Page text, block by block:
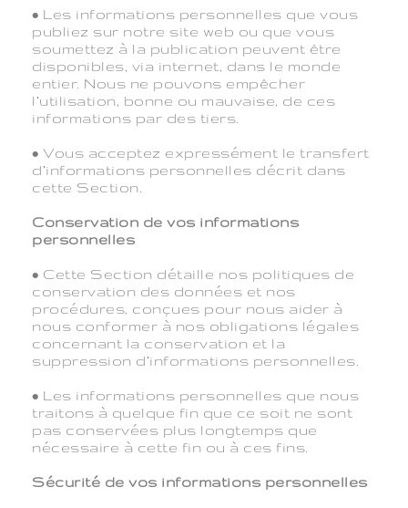
• Les informations personnelles que vous
publiez sur notre site web ou que vous
soumettez à la publication peuvent être
disponibles, via internet, dans le monde
entier. Nous ne pouvons empêcher
l’utilisation, bonne ou mauvaise, de ces
informations par des tiers.
• Vous acceptez expressément le transfert
d’informations personnelles décrit dans
cette Section.
Conservation de vos informations
personnelles
• Cette Section détaille nos politiques de
conservation des données et nos
procédures, conçues pour nous aider à
nous conformer à nos obligations légales
concernant la conservation et la
suppression d’informations personnelles.
• Les informations personnelles que nous
traitons à quelque fin que ce soit ne sont
pas conservées plus longtemps que
nécessaire à cette fin ou à ces fins.
Sécurité de vos informations personnelles